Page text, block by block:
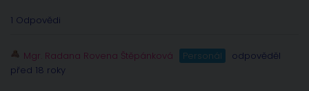
1 Odpovědi
Mgr. Radana Rovena Štěpánková Personál
odpověděl
před 18 roky